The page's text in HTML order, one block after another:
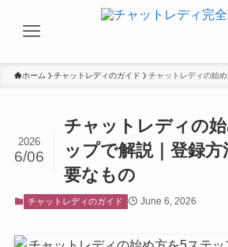
ホーム チャットレディのガイド チャットレディの始
チャットレディの
ップで解説｜登録
要なもの
2026
6/06
チャットレディのガイド June 6, 2026